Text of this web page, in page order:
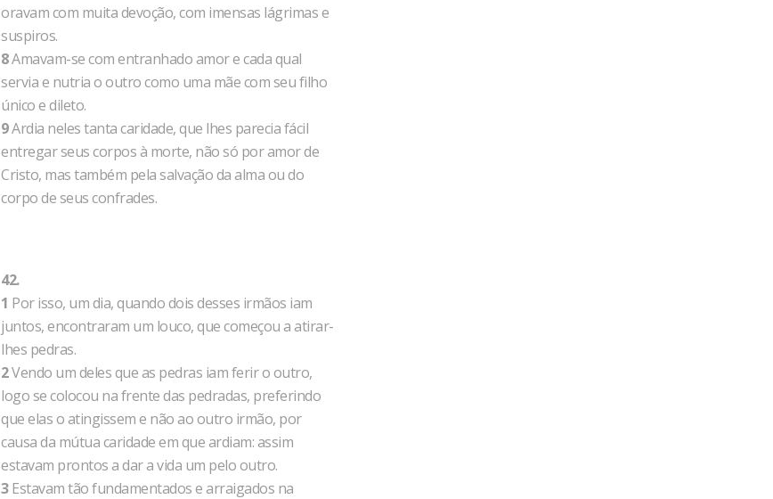
oravam com muita devoção, com imensas lágrimas e
suspiros.
8Amavam-se com entranhado amor e cada qual
servia e nutria o outro como uma mãe com seu filho
único e dileto.
9Ardia neles tanta caridade, que lhes parecia fácil
entregar seus corpos à morte, não só por amor de
Cristo, mas também pela salvação da alma ou do
corpo de seus confrades.
42.
1 Por isso, um dia, quando dois desses irmãos iam
juntos, encontraram um louco, que começou a atirar-
lhes pedras.
2Vendo um deles que as pedras iam ferir o outro,
logo se colocou na frente das pedradas, preferindo
que elas o atingissem e não ao outro irmão, por
causa da mútua caridade em que ardiam: assim
estavam prontos a dar a vida um pelo outro.
3Estavam tão fundamentados e arraigados na